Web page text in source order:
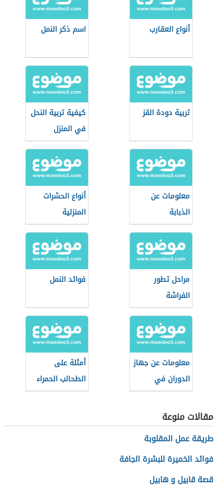
أنواع العقارب اسم ذكر النمل
تربية دودة القز
كيفية تربية النحل
في المنزل
معلومات عن
الذبابة
أنواع الحشرات
المنزلية
مراحل تطور
الفراشة
فوائد النمل
معلومات عن جهاز
الدوران في
الحشرات
أمثلة على
الطحالب الحمراء
مقالات منوعة
طريقة عمل المقلوبة
فوائد الخميرة للبشرة الجافة
قصة قابيل و هابيل